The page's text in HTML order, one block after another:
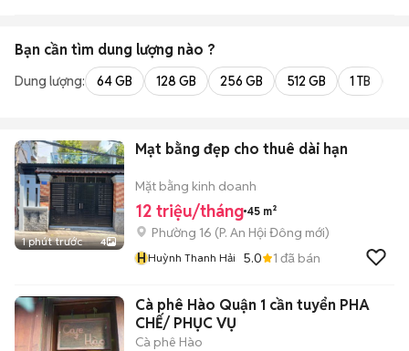
Bạn cần tìm dung lượng nào ?
Dung lượng: 64 GB 128 GB 256 GB 512 GB 1 TB
1 phút trước 4
Mạt bằng đẹp cho thuê dài hạn
Mặt bằng kinh doanh
12 triệu/tháng 45 m²
Phường 16 (P. An Hội Đông mới)
HHuỳnh Thanh Hải 5.0 1 đã bán
Cà phê Hào Quận 1 cần tuyển PHA
CHẾ/ PHỤC VỤ
Cà phê Hào